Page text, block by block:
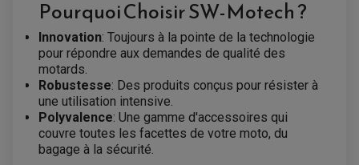
HUILE ET PRODUIT D'ENTRETIEN
HUILE MOTEUR
PRODUIT D'ENTRETIEN
PARTIE CYCLE
ARAIGNÉE / SUPPORT CARÉNAGE
BULLE / PARE-BRISE
CÂBLE ACCÉLÉRATEUR
CABLE D'EMBRAYAGE
KIT RABAISSEMENT MOTO
KIT STREET BIKE
FILTRE A HUILE
BOUGIE SCOOTER
FILTRE A AIR K&N
HUILE ET LUBRIFIANTS SCOOTER
HUILE SCOOTER
PRODUIT D'ENTRETIEN SCOOTER
PARTIE CYCLE
BULLE / PARE-BRISE
ÉLARGISSEURES DE VOIES QUAD
JANTES QUAD ET SSV
ROULEMENT MOTO CROSS ET ENDURO
ROULEMENT DE ROUE AVANT
ROULEMENT DE ROUE ARRIÈRE
ROULEMENT D'AMORTISSEUR
ROULEMENT BIELLETTES
ROULEMENT COLONNE DE DIRECTION
ROULEMENT BRAS OSCILLANT
Pourquoi Choisir SW-Motech ?
Innovation: Toujours à la pointe de la technologie
pour répondre aux demandes de qualité des
motards.
Robustesse: Des produits conçus pour résister à
une utilisation intensive.
Polyvalence: Une gamme d'accessoires qui
couvre toutes les facettes de votre moto, du
bagage à la sécurité.